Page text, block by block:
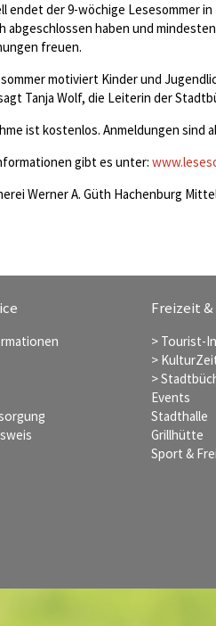
endet der 9-wöchige Lesesommer
abgeschlossen haben und
freuen.
motiviert Kinder und
Tanja Wolf, die Leiterin der
ist kostenlos. Anmeldungen sind
gibt es unter:
Werner A. Güth Hachenburg
Freizeit &
> Tourist-
>
>
Events
Stadthalle
Grillhütte
Sport &